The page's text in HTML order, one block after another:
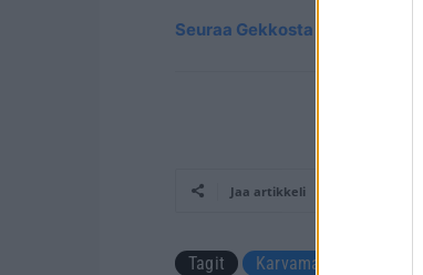
Seuraa Gekkosta Instagramissa
Jaa artikkeli
Tagit Karvamato